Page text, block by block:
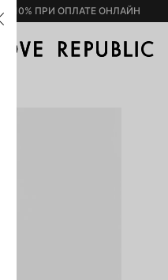
– 10% ПРИ ОПЛАТЕ ОНЛАЙН